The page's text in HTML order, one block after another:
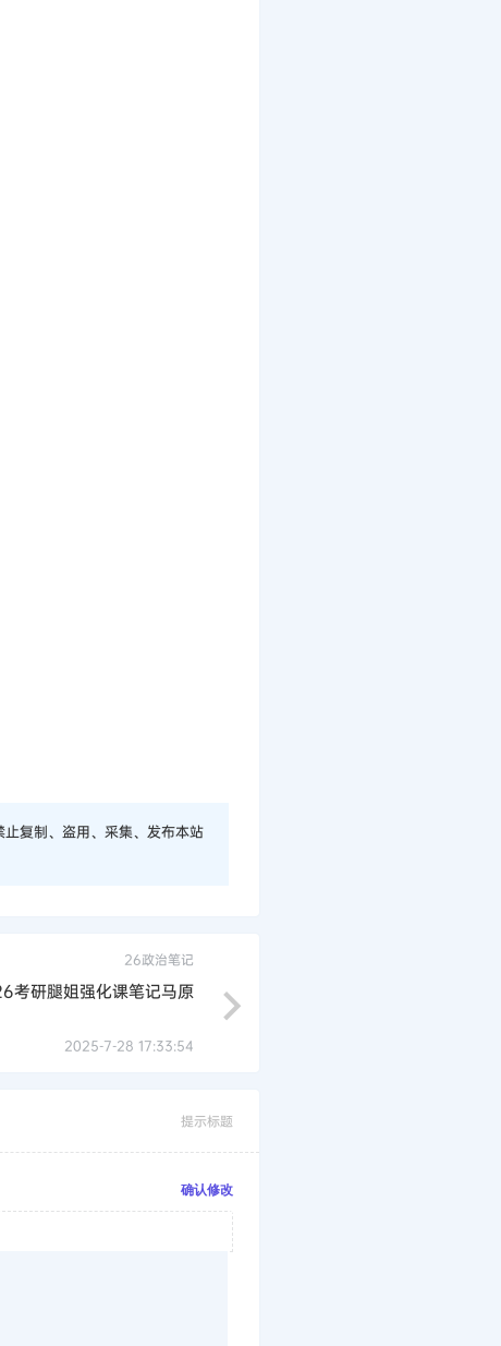
复制、盗用、采集、发布本站
26政治笔记
考研腿姐强化课笔记马原
2025-7-28 17:33:54
提示标题
确认修改